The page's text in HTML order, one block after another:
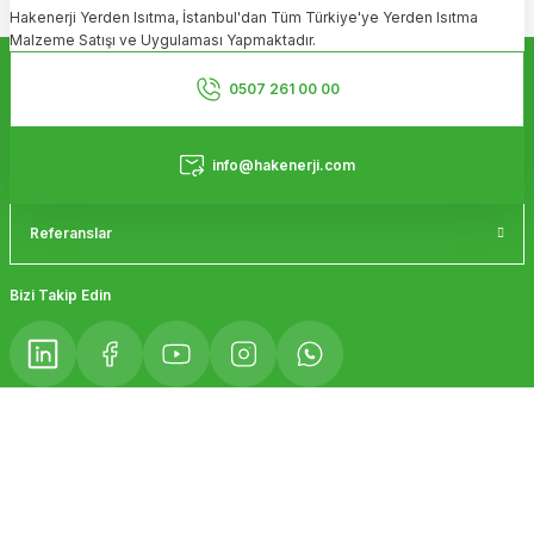
Ürün açıklamasında eksik bilgiler bulunuyor.
Ürün bilgilerinde hatalar bulunuyor.
Ürün fiyatı diğer sitelerden daha pahalı.
Bu ürüne benzer farklı alternatifler olmalı.
Hakenerji Yerden Isıtma, İstanbul'dan Tüm Türkiye'ye Yerden Isıtma
Malzeme Satışı ve Uygulaması Yapmaktadır.
0507 261 00 00
info@hakenerji.com
Referanslar
Bizi Takip Edin